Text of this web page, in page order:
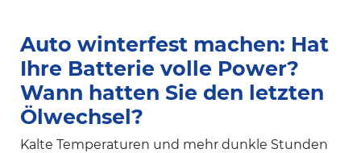
Auto winterfest machen: Hat
Ihre Batterie volle Power?
Wann hatten Sie den letzten
Ölwechsel?
Kalte Temperaturen und mehr dunkle Stunden